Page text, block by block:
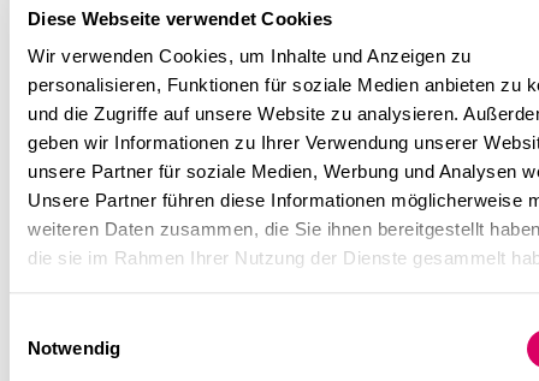
Diese Webseite verwendet Cookies
Wir verwenden Cookies, um Inhalte und Anzeigen zu
personalisieren, Funktionen für soziale Medien anbieten zu
und die Zugriffe auf unsere Website zu analysieren.
geben wir Informationen zu Ihrer Verwendung unserer
unsere Partner für soziale Medien, Werbung und Analysen
Unsere Partner führen diese Informationen möglicherweise
weiteren Daten zusammen, die Sie ihnen bereitgestellt
die sie im Rahmen Ihrer Nutzung der Dienste gesammelt
Notwendig
Tschörtner. „Für die hohen Anforderungen einer
großflächigen, zusammenhängenden Büronutzung
waren zum Teil erhebliche bauliche Eingriffe
notwendig“.
Modal M plante und steuerte die gesamte Abwicklung –
von der Abstimmung mit der Denkmalschutzbehörde
bis hin zur innenarchitektonischen Gesamtgestaltung
inklusive Licht- und Möbelkonzept. „Hier haben wir das
Dr. Thomas Jansen,